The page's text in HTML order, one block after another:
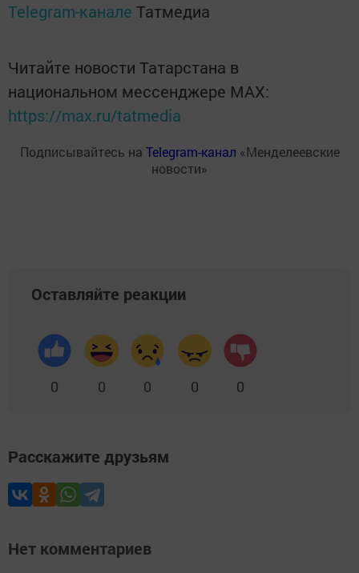
Telegram-канале Татмедиа
Читайте новости Татарстана в
национальном мессенджере MАХ:
https://max.ru/tatmedia
Подписывайтесь на Telegram-канал «Менделеевские
новости»
Оставляйте реакции
0 0 0 0 0
Расскажите друзьям
Нет комментариев